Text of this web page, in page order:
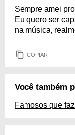
Sempre amei
Eu quero ser
na música,
COPIAR
Você também
Famosos que